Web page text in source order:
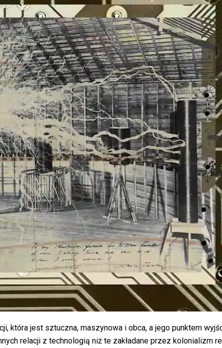
która jest sztuczna, maszynowa i obca, a jego punktem
relacji z technologią niż te zakładane przez kolonializm